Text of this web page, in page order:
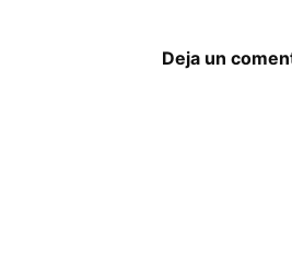
Deja un